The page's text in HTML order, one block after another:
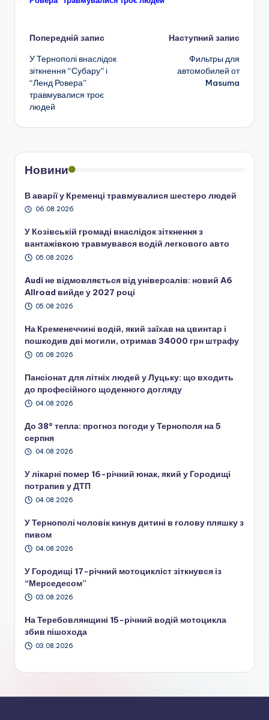
Навігація
по
запису
Попередній запис
У Тернополі внаслідок
зіткнення “Субару” і
“Ленд Ровера”
травмувалися троє
людей
Наступний запис
Фильтры для
автомобилей от
Masuma
Новини
В аварії у Кременці травмувалися шестеро людей
06.08.2026
У Козівській громаді внаслідок зіткнення з
вантажівкою травмувався водій легкового авто
05.08.2026
Audi не відмовляється від універсалів: новий A6
Allroad вийде у 2027 році
05.08.2026
На Кременеччині водій, який заїхав на цвинтар і
пошкодив дві могили, отримав 34000 грн штрафу
05.08.2026
Пансіонат для літніх людей у Луцьку: що входить
до професійного щоденного догляду
04.08.2026
До 38° тепла: прогноз погоди у Тернополя на 5
серпня
04.08.2026
У лікарні помер 16-річний юнак, який у Городищі
потрапив у ДТП
04.08.2026
У Тернополі чоловік кинув дитині в голову пляшку з
пивом
04.08.2026
У Городищі 17-річний мотоцикліст зіткнувся із
“Мерседесом”
03.08.2026
На Теребовлянщині 15-річний водій мотоцикла
збив пішохода
03.08.2026